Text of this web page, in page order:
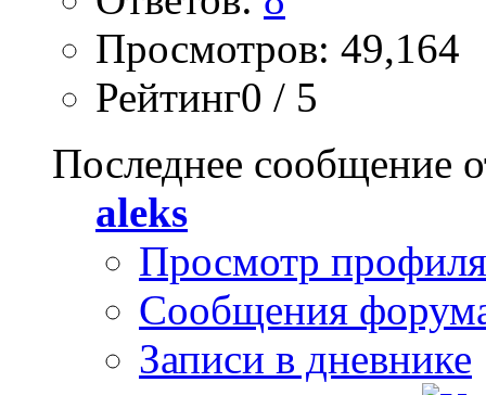
Просмотров: 49,164
Рейтинг0 / 5
Последнее сообщение
aleks
Просмотр профиля
Сообщения
Записи в дневнике